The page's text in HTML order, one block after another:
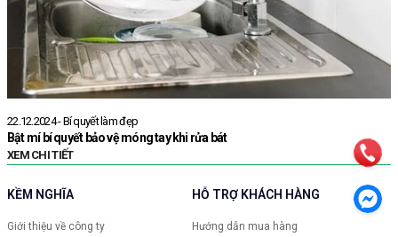
22.12.2024 - Bí quyết làm đẹp
Bật mí bí quyết bảo vệ móng tay khi rửa bát
XEM CHI TIẾT
KỀM NGHĨA
Giới thiệu về công ty
HỖ TRỢ KHÁCH HÀNG
Hướng dẫn mua hàng